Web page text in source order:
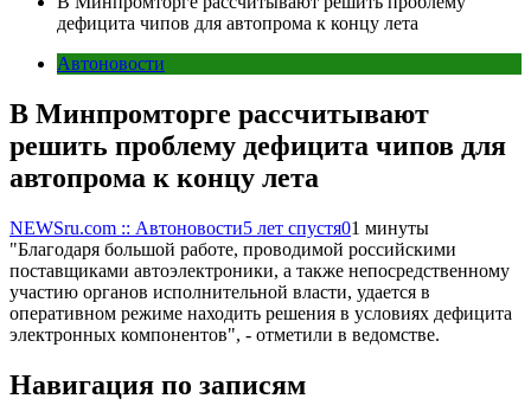
дефицита чипов для автопрома к концу лета
Автоновости
В Минпромторге рассчитывают
решить проблему дефицита чипов для
автопрома к концу лета
NEWSru.com :: Автоновости5 лет спустя01 минуты
"Благодаря большой работе, проводимой российскими
поставщиками автоэлектроники, а также непосредственному
участию органов исполнительной власти, удается в
оперативном режиме находить решения в условиях дефицита
электронных компонентов", - отметили в ведомстве.
Навигация по записям